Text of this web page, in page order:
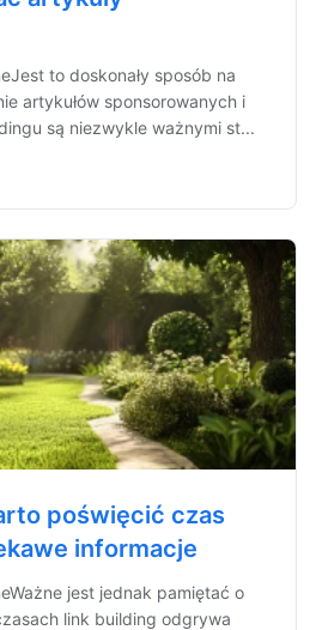
to doskonały sposób na
artykułów sponsorowanych i
są niezwykle ważnymi st...
poświęcić czas
informacje
jest jednak pamiętać o
link building odgrywa